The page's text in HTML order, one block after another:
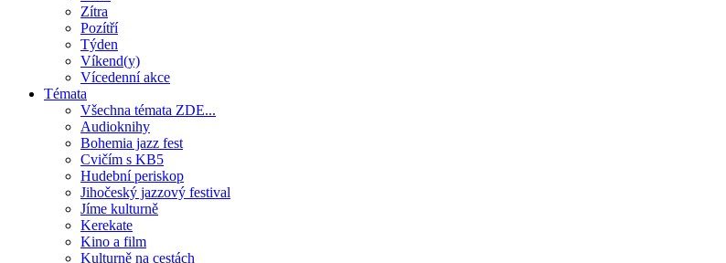
Zítra
Pozítří
Týden
Víkend(y)
Vícedenní akce
Témata
Všechna témata ZDE...
Audioknihy
Bohemia jazz fest
Cvičím s KB5
Hudební periskop
Jihočeský jazzový festival
Jíme kulturně
Kerekate
Kino a film
Kulturně na cestách